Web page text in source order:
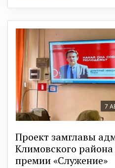
7
Проект замглавы
Климовского
премии «Служение»